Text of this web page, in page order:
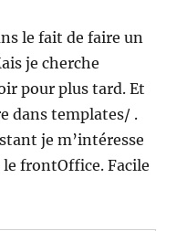
le fait de faire un
je cherche
pour plus tard. Et
dans templates/ .
je m’intéresse
frontOffice. Facile